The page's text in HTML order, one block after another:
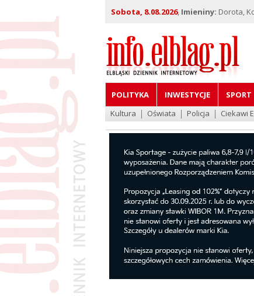
Sobota, 8.08.2026, Imieniny: Dorota,
POLITYKA INWESTYCJE SPORT
Kultura
Oświata Policja Ciekawi